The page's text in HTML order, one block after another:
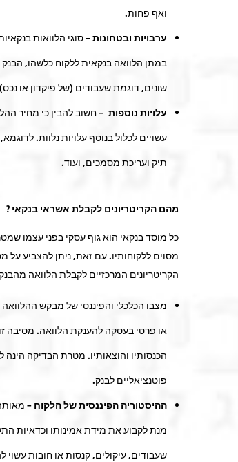
ואף פחות.
ערבויות ובטחונות –סוגי הלוואות
במתן הלוואה בנקאית ללקוח כלשהו, הבנק
שונים, דוגמת שעבודים (של פיקדון או
עלויות נוספות –חשוב להבין כי מחיר
עשויים לכלול בנוסף עלויות נלוות.
תיק ועריכת מסמכים, ועוד.
מהם הקריטריונים לקבלת אשראי בנקאי ?
כל מוסד בנקאי הוא גוף עסקי בפני עצמו
מסוים ללקוחותיו. עם זאת, ניתן להצביע על
הקריטריונים המרכזיים לקבלת הלוואה
מצבו הכלכלי והפיננסי של מבקש ההלוואה
או פרטי בעסקה להענקת הלוואה. מסיבה
הכנסותיו והוצאותיו. מטרת הבדיקה
פוטנציאליים לבנק.
ההיסטוריה הפיננסית של הלקוח –
מנת לקבוע את מידת אמינותו וכדאיות
שעבודים, עיקולים, קנסות או חובות עשוי